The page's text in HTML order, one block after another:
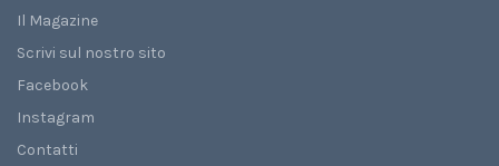
Il Magazine
Scrivi sul nostro sito
Facebook
Instagram
Contatti